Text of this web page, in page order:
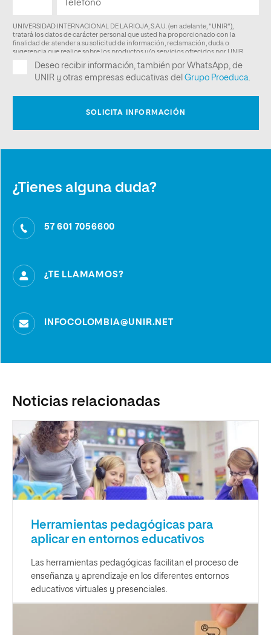
¿Tienes alguna duda?
57 601 7056600
¿TE LLAMAMOS?
INFOCOLOMBIA@UNIR.NET
Noticias relacionadas
Herramientas pedagógicas para
aplicar en entornos educativos
Las herramientas pedagógicas facilitan el proceso de
enseñanza y aprendizaje en los diferentes entornos
educativos virtuales y presenciales.